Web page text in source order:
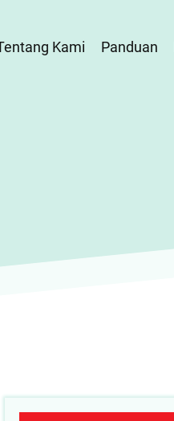
Kami Panduan